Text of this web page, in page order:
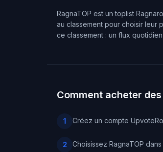
RagnaTOP est un toplist
au classement pour choisir leur
ce classement : un flux
Comment acheter
1 Créez un compte
2 Choisissez RagnaTOP